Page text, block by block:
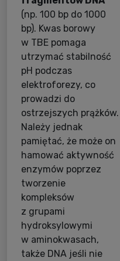
(np. 100 bp do 1000
bp). Kwas borowy
w TBE pomaga
utrzymać stabilność
pH podczas
elektroforezy, co
prowadzi do
ostrzejszych prążków.
Należy jednak
pamiętać, że może on
hamować aktywność
enzymów poprzez
tworzenie
kompleksów
z grupami
hydroksylowymi
w aminokwasach,
także DNA jeśli nie